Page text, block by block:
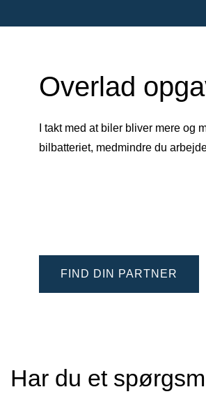
Overlad
I takt med at biler bliver mere
bilbatteriet, medmindre du
FIND DIN PARTNER
Har du et